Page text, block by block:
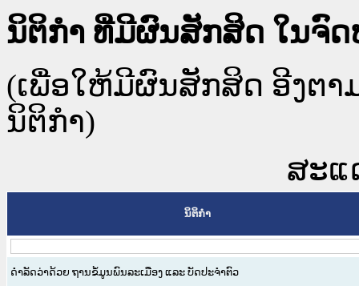
ນິຕິກໍາ ທີ່ມີຜົນສັກສິດ ໃນຈົ
(ເພື່ອໃຫ້ມີຜົນສັກສິດ ອີງຕ
ນິຕິກໍາ)
ສະແ
ນິຕິກໍາ
ດຳລັດວ່າດ້ວຍ ຖານຂໍ້ມູນພົນລະເມືອງ ແລະ ບັດປະຈຳຕົວ